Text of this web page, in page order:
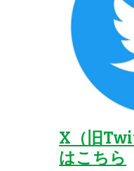
X（旧
はこちら